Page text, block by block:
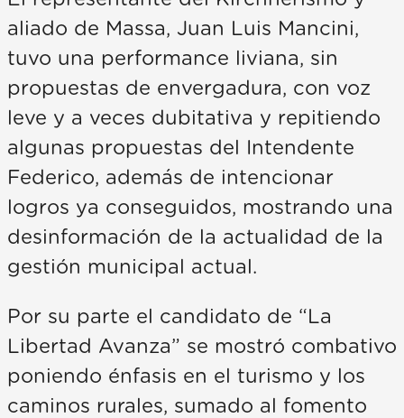
aliado de Massa, Juan Luis Mancini,
tuvo una performance liviana, sin
propuestas de envergadura, con voz
leve y a veces dubitativa y repitiendo
algunas propuestas del Intendente
Federico, además de intencionar
logros ya conseguidos, mostrando una
desinformación de la actualidad de la
gestión municipal actual.
Por su parte el candidato de “La
Libertad Avanza” se mostró combativo
poniendo énfasis en el turismo y los
caminos rurales, sumado al fomento